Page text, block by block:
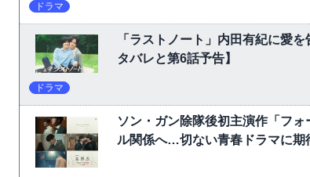
ドラマ
「ラストノート」内田有紀に愛
タバレと第6話予告】
ドラマ
ソン・ガン除隊後初主演作「フ
ル関係へ…切ない青春ドラマに期